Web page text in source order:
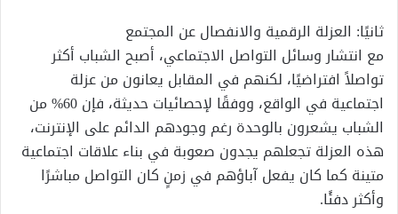
ثانيًا: العزلة الرقمية والانفصال عن المجتمع
مع انتشار وسائل التواصل الاجتماعي، أصبح الشباب أكثر
تواصلاً افتراضيًا، لكنهم في المقابل يعانون من عزلة
اجتماعية في الواقع، ووفقًا لإحصائيات حديثة، فإن 60% من
الشباب يشعرون بالوحدة رغم وجودهم الدائم على الإنترنت،
هذه العزلة تجعلهم يجدون صعوبة في بناء علاقات اجتماعية
متينة كما كان يفعل آباؤهم في زمنٍ كان التواصل مباشرًا
وأكثر دفئًا.